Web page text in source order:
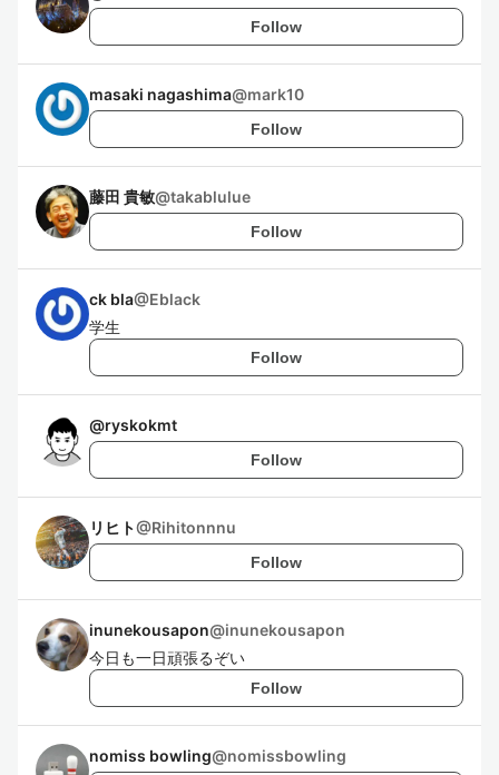
Follow
masaki nagashima@mark10
Follow
藤田 貴敏@takablulue
Follow
ck bla@Eblack
学生
Follow
@ryskokmt
Follow
リヒト@Rihitonnnu
Follow
inunekousapon@inunekousapon
今日も一日頑張るぞい
Follow
nomiss bowling@nomissbowling